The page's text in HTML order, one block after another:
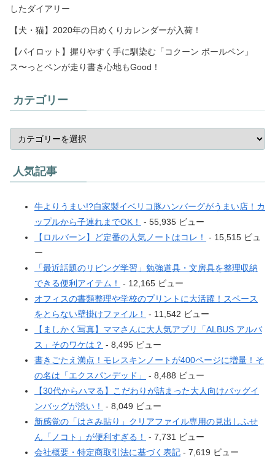
したダイアリー
【犬・猫】2020年の日めくりカレンダーが入荷！
【パイロット】握りやすく手に馴染む「コクーン ボールペン」
ス〜っとペンが走り書き心地もGood！
カテゴリー
人気記事
牛よりうまい!?自家製イベリコ豚ハンバーグがうまい店！カ
ップルから子連れまでOK！
- 55,935 ビュー
【ロルバーン】ど定番の人気ノートはコレ！
- 15,515 ビュ
ー
「最近話題のリビング学習」勉強道具・文房具を整理収納
できる便利アイテム！
- 12,165 ビュー
オフィスの書類整理や学校のプリントに大活躍！スペース
をとらない壁掛けファイル！
- 11,542 ビュー
【ましかく写真】ママさんに大人気アプリ「ALBUS アルバ
ス」そのワケは？ - 8,495 ビュー
書きごたえ満点！モレスキンノートが400ページに増量！そ
の名は「エクスパンデッド」
- 8,488 ビュー
【30代からハマる】こだわりが詰まった大人向けバッグイ
ンバッグが渋い！
- 8,049 ビュー
新感覚の「はさみ貼り」クリアファイル専用の見出しふせ
ん「ノコト」が便利すぎる！
- 7,731 ビュー
会社概要・特定商取引法に基づく表記 - 7,619 ビュー